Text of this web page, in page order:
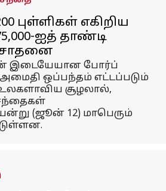
புள்ளிகள் எகிறிய
ஐத் தாண்டி
சாதனை
இடையேயான போர்ப்
ஒப்பந்தம் எட்டப்படும்
சூழலால்,
(ஜூன் 12) மாபெரும்